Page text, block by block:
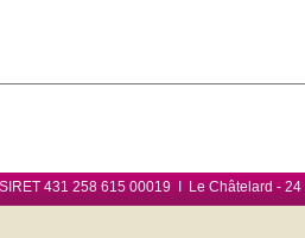
431 258 615 00019 I Le Châtelard - 24